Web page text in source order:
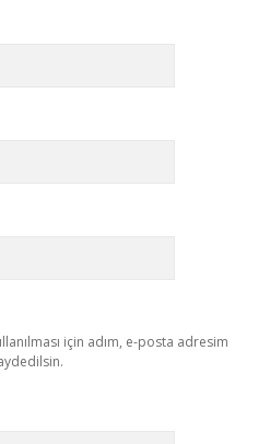
için adım, e-posta adresim